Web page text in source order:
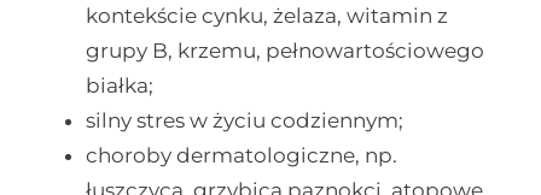
kontekście cynku, żelaza, witamin z
grupy B, krzemu, pełnowartościowego
białka;
silny stres w życiu codziennym;
choroby dermatologiczne, np.